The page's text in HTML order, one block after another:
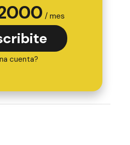
/ mes
cuenta?